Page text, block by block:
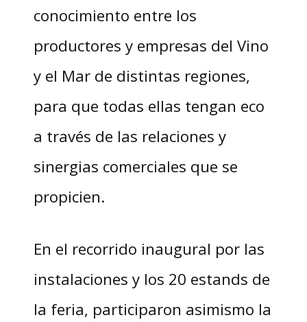
conocimiento entre los
productores y empresas del Vino
y el Mar de distintas regiones,
para que todas ellas tengan eco
a través de las relaciones y
sinergias comerciales que se
propicien.
En el recorrido inaugural por las
instalaciones y los 20 estands de
la feria, participaron asimismo la